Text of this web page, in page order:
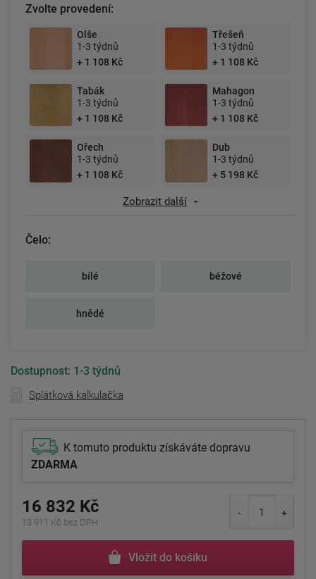
Zvolte provedení:
Olše
1-3 týdnů
+ 1 108 Kč
Třešeň
1-3 týdnů
+ 1 108 Kč
Tabák
1-3 týdnů
+ 1 108 Kč
Mahagon
1-3 týdnů
+ 1 108 Kč
Ořech
1-3 týdnů
+ 1 108 Kč
Dub
1-3 týdnů
+ 5 198 Kč
Zobrazit další
Čelo:
bílé béžové
hnědé
Dostupnost: 1-3 týdnů
Splátková kalkulačka
K tomuto produktu získáváte dopravu
ZDARMA
16 832 Kč
13 911 Kč bez DPH
Vložit do košíku